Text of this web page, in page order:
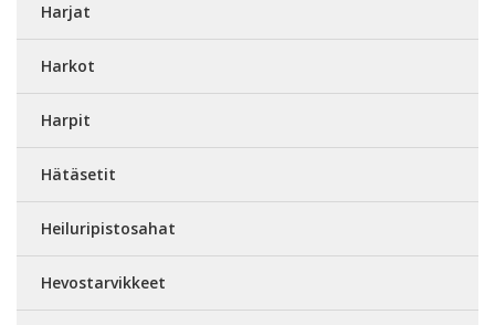
Harjat
Harkot
Harpit
Hätäsetit
Heiluripistosahat
Hevostarvikkeet